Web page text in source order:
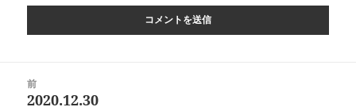
前
前
2020.12.30